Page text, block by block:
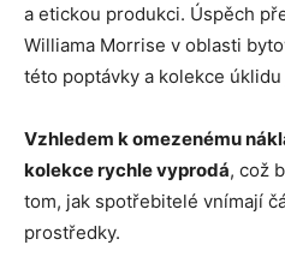
a etickou produkci. Úspěch
Williama Morrise v oblasti
této poptávky a kolekce
Vzhledem k omezenému
kolekce rychle vyprodá, což
tom, jak spotřebitelé vnímají
prostředky.